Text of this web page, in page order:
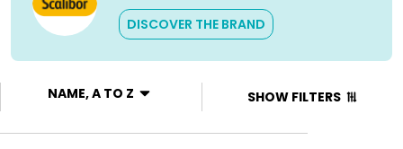
DISCOVER THE BRAND
NAME, A TO Z SHOW FILTERS